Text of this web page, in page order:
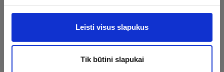
Leisti visus slapukus
Tik būtini slapukai
30 min. 45.00 €
SPA veido ir galvos
atpalaiduojantis masažas